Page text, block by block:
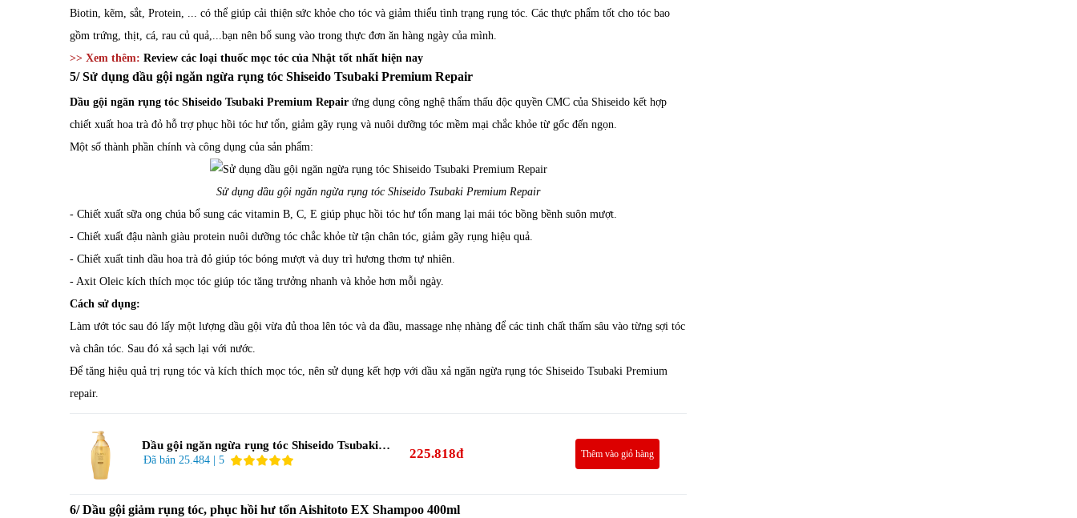
Biotin, kẽm, sắt, Protein, ... có thể giúp cải thiện sức khỏe cho tóc và giảm thiểu tình trạng rụng tóc. Các thực phẩm tốt cho tóc bao
gồm trứng, thịt, cá, rau củ quả,...bạn nên bổ sung vào trong thực đơn ăn hàng ngày của mình.
>> Xem thêm: Review các loại thuốc mọc tóc của Nhật tốt nhất hiện nay
5/ Sử dụng dầu gội ngăn ngừa rụng tóc Shiseido Tsubaki Premium Repair
Dầu gội ngăn rụng tóc Shiseido Tsubaki Premium Repair ứng dụng công nghệ thẩm thấu độc quyền CMC của Shiseido kết hợp
chiết xuất hoa trà đỏ hỗ trợ phục hồi tóc hư tổn, giảm gãy rụng và nuôi dưỡng tóc mềm mại chắc khỏe từ gốc đến ngọn.
Một số thành phần chính và công dụng của sản phẩm:
Sử dụng dầu gội ngăn ngừa rụng tóc Shiseido Tsubaki Premium Repair
- Chiết xuất sữa ong chúa bổ sung các vitamin B, C, E giúp phục hồi tóc hư tổn mang lại mái tóc bồng bềnh suôn mượt.
- Chiết xuất đậu nành giàu protein nuôi dưỡng tóc chắc khỏe từ tận chân tóc, giảm gãy rụng hiệu quả.
- Chiết xuất tinh dầu hoa trà đỏ giúp tóc bóng mượt và duy trì hương thơm tự nhiên.
- Axit Oleic kích thích mọc tóc giúp tóc tăng trưởng nhanh và khỏe hơn mỗi ngày.
Cách sử dụng:
Làm ướt tóc sau đó lấy một lượng dầu gội vừa đủ thoa lên tóc và da đầu, massage nhẹ nhàng để các tinh chất thấm sâu vào từng sợi tóc
và chân tóc. Sau đó xả sạch lại với nước.
Để tăng hiệu quả trị rụng tóc và kích thích mọc tóc, nên sử dụng kết hợp với dầu xả ngăn ngừa rụng tóc Shiseido Tsubaki Premium
repair.
Dầu gội ngăn ngừa rụng tóc Shiseido Tsubaki
Premium Repair 450ml
Đã bán 25.484 | 5 225.818đ Thêm vào giỏ hàng
6/ Dầu gội giảm rụng tóc, phục hồi hư tổn Aishitoto EX Shampoo 400ml